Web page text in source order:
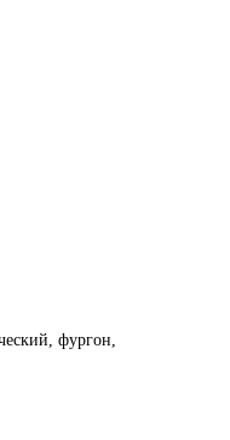
фургон,